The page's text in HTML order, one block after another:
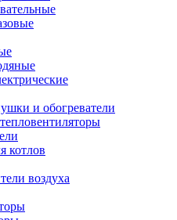
и обогреватели
котлов
воздуха